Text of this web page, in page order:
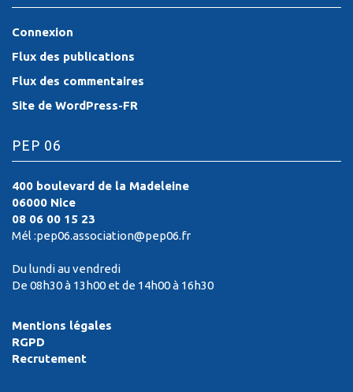
Connexion
Flux des publications
Flux des commentaires
Site de WordPress-FR
PEP 06
400 boulevard de la Madeleine
06000 Nice
08 06 00 15 23
Mél :pep06.association@pep06.fr
Du lundi au vendredi
De 08h30 à 13h00 et de 14h00 à 16h30
Mentions légales
RGPD
Recrutement